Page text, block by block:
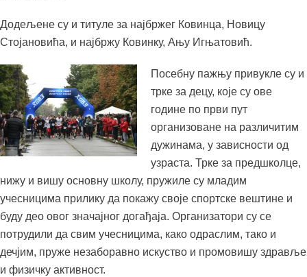
Додељене су и титуле за најбржег Ковинца, Новицу
Стојановића, и најбржу Ковинку, Ању Игњатовић.
Посебну пажњу привукле су и
трке за децу, које су ове
године по први пут
организоване на различитим
дужинама, у зависности од
узраста. Трке за предшколце,
нижу и вишу основну школу, пружиле су младим
учесницима прилику да покажу своје спортске вештине и
буду део овог значајног догађаја. Организатори су се
потрудили да свим учесницима, како одраслим, тако и
дечјим, пруже незаборавно искуство и промовишу здравље
и физичку активност.